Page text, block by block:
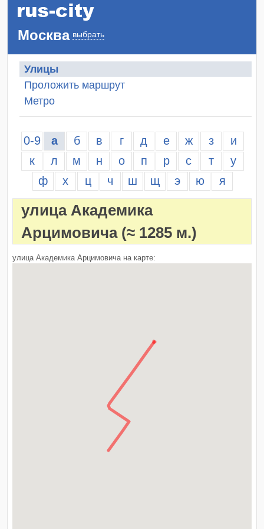
Москва выбрать
Улицы
Проложить маршрут
Метро
0-9 а б в г д е ж з
и
к
л м н о п р с т
у
ф
х ц ч ш щ э ю я
улица Академика
Арцимовича (≈ 1285 м.)
улица Академика Арцимовича на карте: